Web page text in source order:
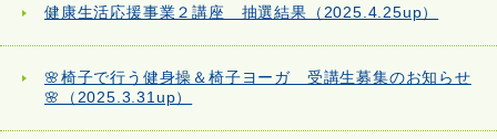
健康生活応援事業２講座 抽選結果（2025.4.25up）
🌸椅子で行う健身操＆椅子ヨーガ 受講生募集のお知らせ
🌸（2025.3.31up）